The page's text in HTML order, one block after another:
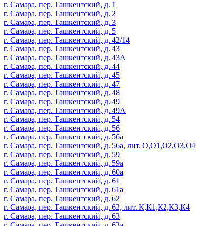
г. Самара, пер. Ташкентский, д. 1
г. Самара, пер. Ташкентский, д. 2
г. Самара, пер. Ташкентский, д. 3
г. Самара, пер. Ташкентский, д. 5
г. Самара, пер. Ташкентский, д. 42/14
г. Самара, пер. Ташкентский, д. 43
г. Самара, пер. Ташкентский, д. 43А
г. Самара, пер. Ташкентский, д. 44
г. Самара, пер. Ташкентский, д. 45
г. Самара, пер. Ташкентский, д. 47
г. Самара, пер. Ташкентский, д. 48
г. Самара, пер. Ташкентский, д. 49
г. Самара, пер. Ташкентский, д. 49А
г. Самара, пер. Ташкентский, д. 54
г. Самара, пер. Ташкентский, д. 56
г. Самара, пер. Ташкентский, д. 56а
г. Самара, пер. Ташкентский, д. 56а, лит. О,О1,О2,О3,О4
г. Самара, пер. Ташкентский, д. 59
г. Самара, пер. Ташкентский, д. 59а
г. Самара, пер. Ташкентский, д. 60а
г. Самара, пер. Ташкентский, д. 61
г. Самара, пер. Ташкентский, д. 61а
г. Самара, пер. Ташкентский, д. 62
г. Самара, пер. Ташкентский, д. 62, лит. К,К1,К2,К3,К4
г. Самара, пер. Ташкентский, д. 63